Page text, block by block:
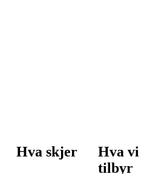
Hva skjer
Hva vi
tilbyr